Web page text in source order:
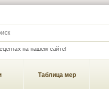
на нашем сайте!
FORM
Таблица мер